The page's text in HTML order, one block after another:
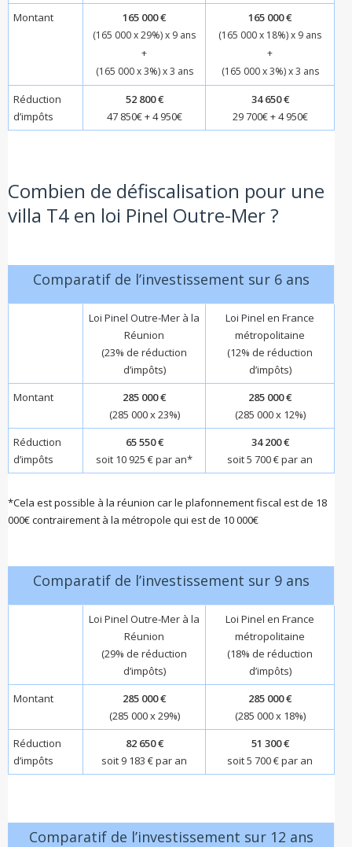
Montant
165 000 €
(165 000 x 29%) x 9 ans
+
(165 000 x 3%) x 3 ans
165 000 €
(165 000 x 18%) x 9 ans
+
(165 000 x 3%) x 3 ans
Réduction
d’impôts
52 800 €
47 850€ + 4 950€
34 650 €
29 700€ + 4 950€
Combien de défiscalisation pour une
villa T4 en loi Pinel Outre-Mer ?
Comparatif de l’investissement sur 6 ans
Loi Pinel Outre-Mer à la
Réunion
(23% de réduction
d’impôts)
Loi Pinel en France
métropolitaine
(12% de réduction
d’impôts)
Montant
285 000 €
(285 000 x 23%)
285 000 €
(285 000 x 12%)
Réduction
d’impôts
65 550 €
soit 10 925 € par an*
34 200 €
soit 5 700 € par an
*Cela est possible à la réunion car le plafonnement fiscal est de 18
000€ contrairement à la métropole qui est de 10 000€
Comparatif de l’investissement sur 9 ans
Loi Pinel Outre-Mer à la
Réunion
(29% de réduction
d’impôts)
Loi Pinel en France
métropolitaine
(18% de réduction
d’impôts)
Montant
285 000 €
(285 000 x 29%)
285 000 €
(285 000 x 18%)
Réduction
d’impôts
82 650 €
soit 9 183 € par an
51 300 €
soit 5 700 € par an
Comparatif de l’investissement sur 12 ans